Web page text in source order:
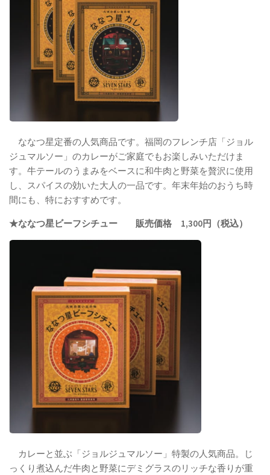
ななつ星定番の人気商品です。福岡のフレンチ店「ジョル
ジュマルソー」のカレーがご家庭でもお楽しみいただけま
す。牛テールのうまみをベースに和牛肉と野菜を贅沢に使用
し、スパイスの効いた大人の一品です。年末年始のおうち時
間にも、特におすすめです。
★ななつ星ビーフシチュー 販売価格 1,300円（税込）
カレーと並ぶ「ジョルジュマルソー」特製の人気商品。じ
っくり煮込んだ牛肉と野菜にデミグラスのリッチな香りが重